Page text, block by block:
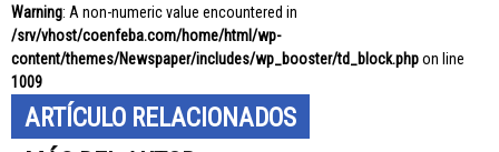
Warning: A non-numeric value encountered in
/srv/vhost/coenfeba.com/home/html/wp-
content/themes/Newspaper/includes/wp_booster/td_block.phpon line
1009
ARTÍCULO RELACIONADOS